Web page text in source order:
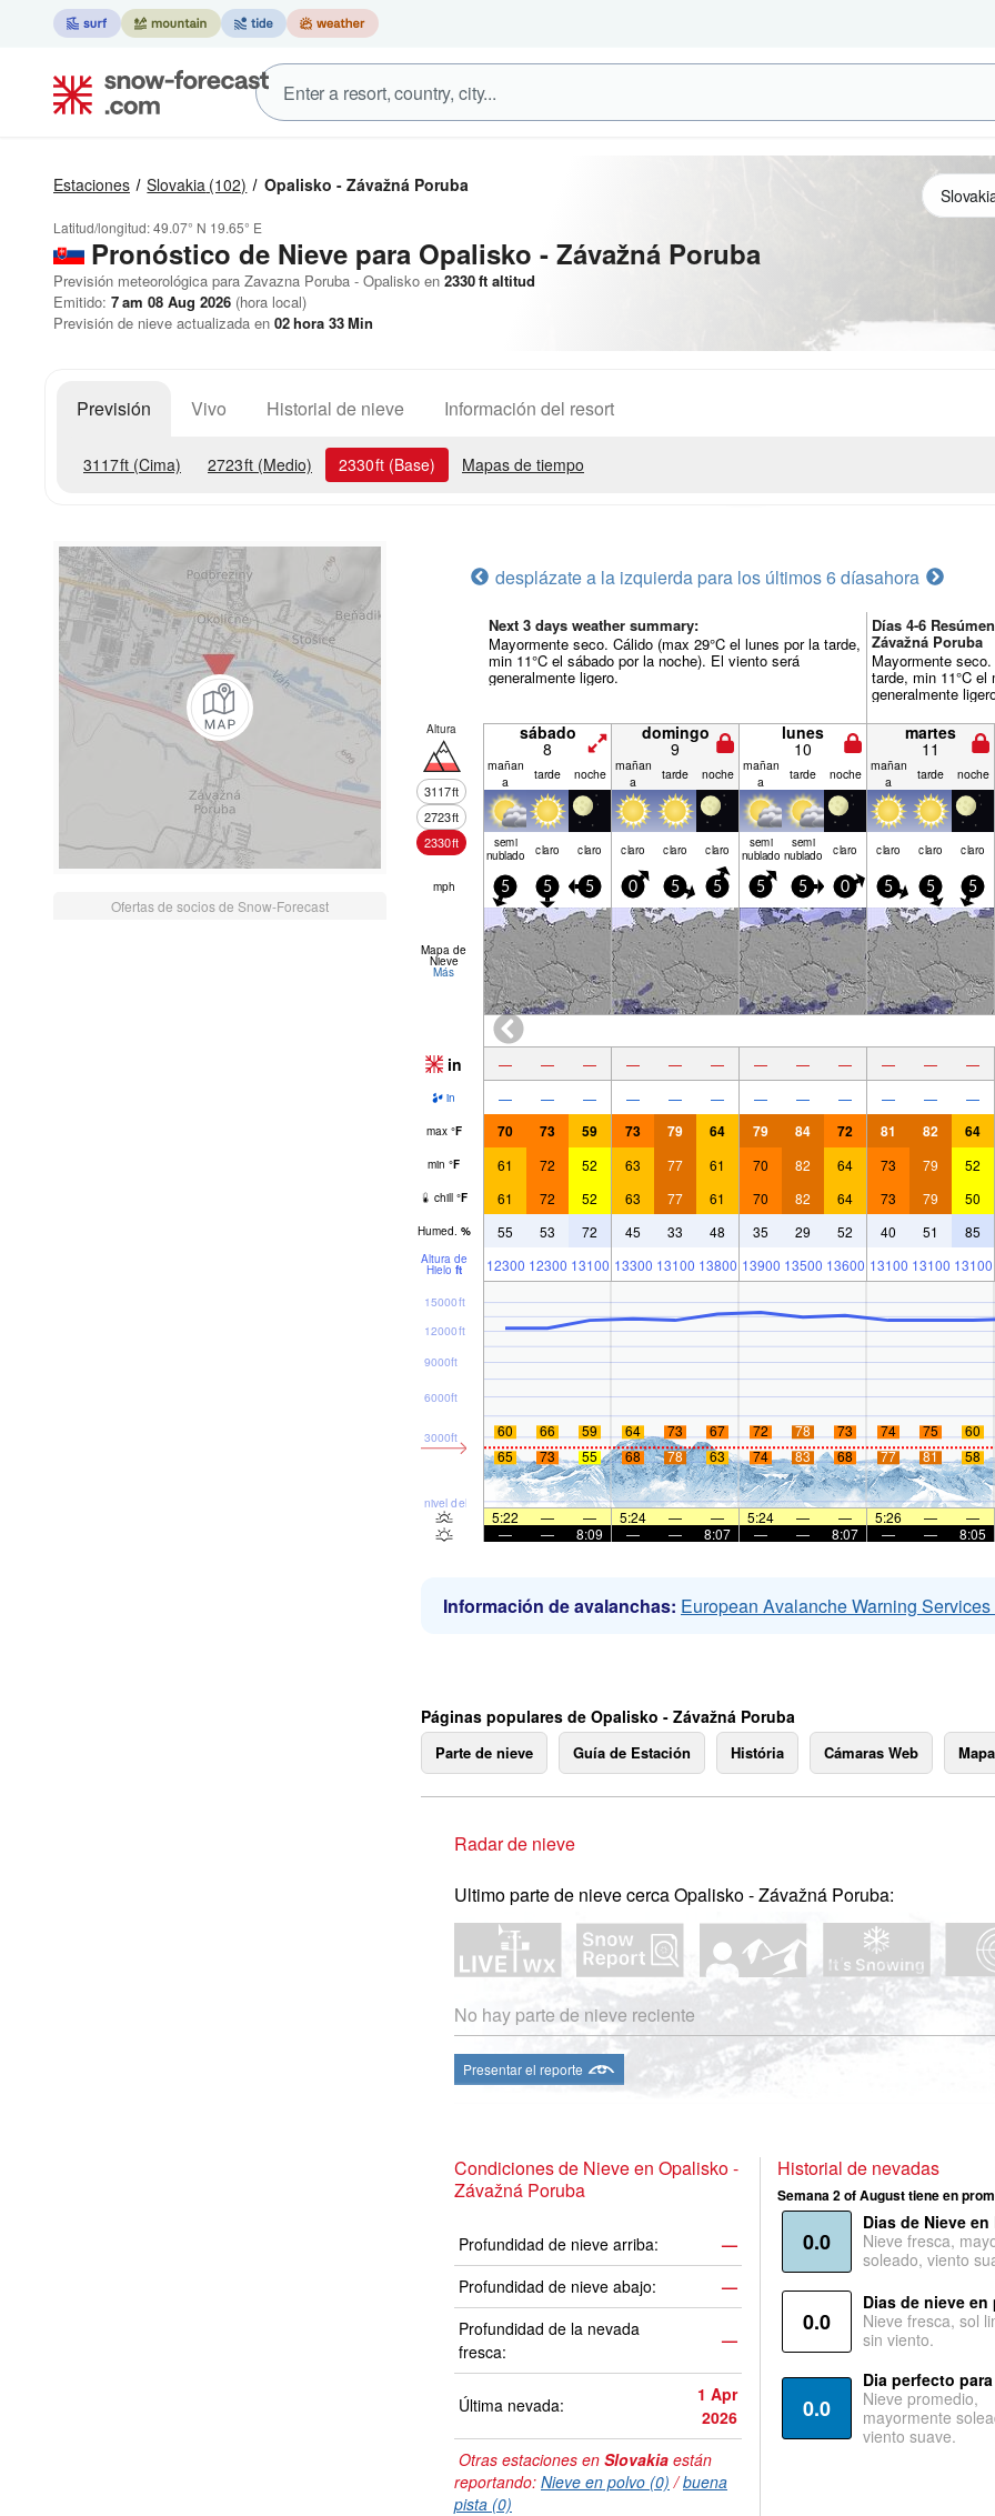
Estaciones Slovakia (102) Opalisko - Závažná Poruba
Latitud/longitud:49.07° N 19.65° E
Pronóstico de Nieve para Opalisko - Závažná Poruba
Previsión meteorológica para Zavazna Poruba - Opalisko en 2330ft altitud
Emitido: 7 am 08 Aug 2026 (hora local)
Previsión de nieve actualizada en 02hora 33Min
Previsión Vivo Historial de nieve Información del resort
3117ft (Cima) 2723ft (Medio) 2330ft (Base) Mapas de tiempo
Ofertas de socios de Snow-Forecast
desplázate a la izquierda para los últimos 6 díasahora
Next 3 days weather summary:
Mayormente seco. Cálido (max 29°C el lunes por la tarde,
min 11°C el sábado por la noche). El viento será
generalmente ligero.
Días 4-6
Závažná Poruba
Mayormente
tarde, min 11°C
generalmente
Altura
3117ft
2723ft
2330ft
sábado
8
domingo
9
lunes
10
martes
11
mañan
a
tarde noche mañan
a
tarde noche mañan
a
tarde noche mañan
a
tarde noche
semi
nublado claro claro claro claro claro semi
nublado
semi
nublado claro claro claro claro
mph 5 5 5 0 5 5 5 5 0 5 5 5
Mapa de
Nieve
Más
in — — — — — — — — — — — —
in — — — — — — — — — — — —
max °F 70 73 59 73 79 64 79 84 72 81 82 64
min °F 61 72 52 63 77 61 70 82 64 73 79 52
chill °F 61 72 52 63 77 61 70 82 64 73 79 50
Humed. % 55 53 72 45 33 48 35 29 52 40 51 85
Altura de
Hielo ft 12300 12300 13100 13300 13100 13800 13900 13500 13600 13100 13100 13100
nivel del mar
3000ft
6000ft
9000ft
12000ft
15000ft
60 66 59 64 73 67 72 78 73 74 75 60
65
73 55 68 78 63 74 83 68 77 81 58
5:22 — — 5:24 — — 5:24 — — 5:26 — —
—
— 8:09 — — 8:07 — — 8:07 — — 8:05
Información de avalanchas: European Avalanche Warning Services
Páginas populares de Opalisko - Závažná Poruba
Parte de nieve Guía de Estación História Cámaras Web
Radar de nieve
Ultimo parte de nieve cerca Opalisko - Závažná Poruba:
No hay parte de nieve reciente
Presentar el reporte
Condiciones de Nieve en Opalisko -
Závažná Poruba
Profundidad de nieve arriba:
—
Profundidad de nieve abajo:
—
Profundidad de la nevada
fresca:
—
Última nevada:
1 Apr
2026
Otras estaciones en Slovakia están
reportando: Nieve en polvo (0) /buena
pista (0)
Historial de nevadas
Semana 2 of August tiene en
0.0
Dias de Nieve en
Nieve fresca,
soleado, viento
0.0
Dias de nieve en
Nieve fresca, sol
sin viento.
0.0
Dia perfecto
Nieve promedio,
mayormente
viento suave.